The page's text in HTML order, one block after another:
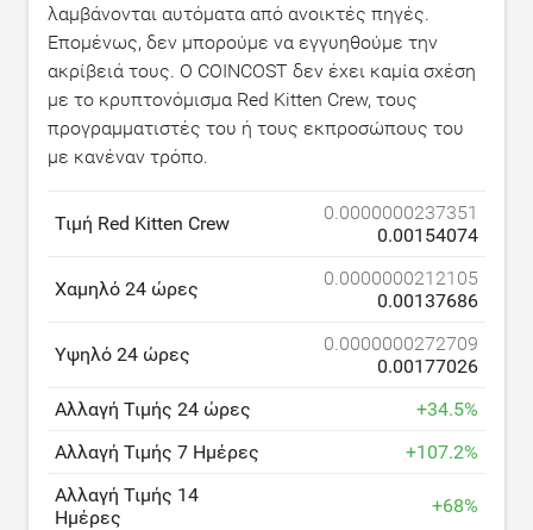
λαμβάνονται αυτόματα από ανοικτές πηγές.
Επομένως, δεν μπορούμε να εγγυηθούμε την
ακρίβειά τους. Ο COINCOST δεν έχει καμία σχέση
με το κρυπτονόμισμα Red Kitten Crew, τους
προγραμματιστές του ή τους εκπροσώπους του
με κανέναν τρόπο.
Τιμή Red Kitten Crew
0.0000000237351
0.00154074
Χαμηλό 24 ώρες
0.0000000212105
0.00137686
Υψηλό 24 ώρες
0.0000000272709
0.00177026
Αλλαγή Τιμής 24 ώρες
+34.5%
Αλλαγή Τιμής 7 Ημέρες
+107.2%
Αλλαγή Τιμής 14
Ημέρες
+68%